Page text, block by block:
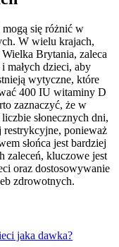
się różnić w
W wielu krajach,
Brytania, zaleca
małych dzieci, aby
wytyczne, które
400 IU witaminy D
zaznaczyć, że w
słonecznych dni,
restrykcyjne, ponieważ
słońca jest bardziej
zaleceń, kluczowe jest
oraz dostosowywanie
zdrowotnych.
jaka dawka?